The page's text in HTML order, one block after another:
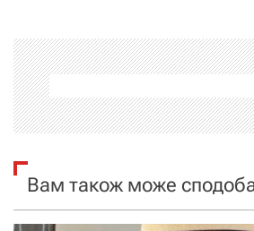
а
ц
і
я
з
Вам також може